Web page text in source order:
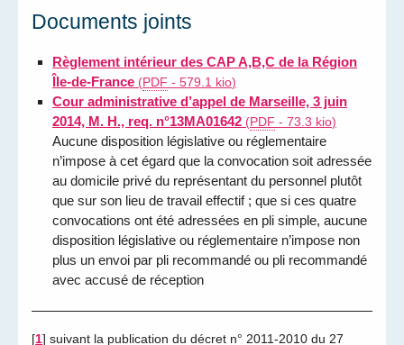
Documents joints
Règlement intérieur des CAP A,B,C de la Région
Île-de-France (PDF - 579.1 kio)
Cour administrative d’appel de Marseille, 3 juin
2014, M. H., req. n°13MA01642 (PDF - 73.3 kio)
Aucune disposition législative ou réglementaire
n’impose à cet égard que la convocation soit adressée
au domicile privé du représentant du personnel plutôt
que sur son lieu de travail effectif ; que si ces quatre
convocations ont été adressées en pli simple, aucune
disposition législative ou réglementaire n’impose non
plus un envoi par pli recommandé ou pli recommandé
avec accusé de réception
[1]suivant la publication du décret n° 2011-2010 du 27